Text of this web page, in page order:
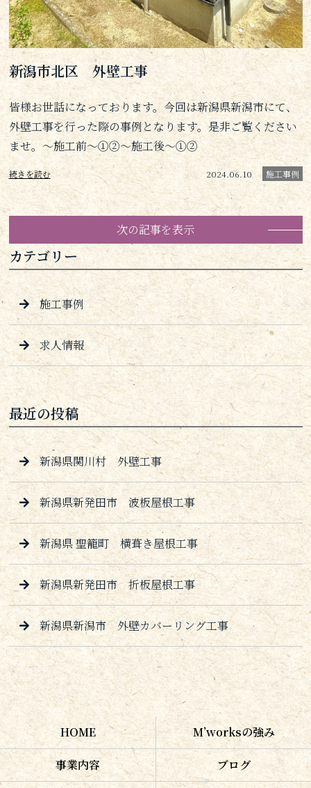
新潟市北区 外壁工事
皆様お世話になっております。今回は新潟県新潟市にて、
外壁工事を行った際の事例となります。是非ご覧ください
ませ。～施工前～①②～施工後～①②
続きを読む 2024.06.10 施工事例
次の記事を表示
カテゴリー
施工事例
求人情報
最近の投稿
新潟県関川村 外壁工事
新潟県新発田市 波板屋根工事
新潟県 聖籠町 横葺き屋根工事
新潟県新発田市 折板屋根工事
新潟県新潟市 外壁カバーリング工事
HOME M’worksの強み
事業内容 ブログ